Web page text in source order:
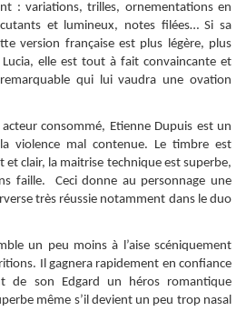
: variations, trilles, ornementations en
et lumineux, notes filées… Si sa
version française est plus légère, plus
elle est tout à fait convaincante et
qui lui vaudra une ovation
consommé, Etienne Dupuis est un
violence mal contenue. Le timbre est
et clair, la maitrise technique est superbe,
faille. Ceci donne au personnage une
très réussie notamment dans le duo
un peu moins à l’aise scéniquement
Il gagnera rapidement en confiance
de son Edgard un héros romantique
même s’il devient un peu trop nasal